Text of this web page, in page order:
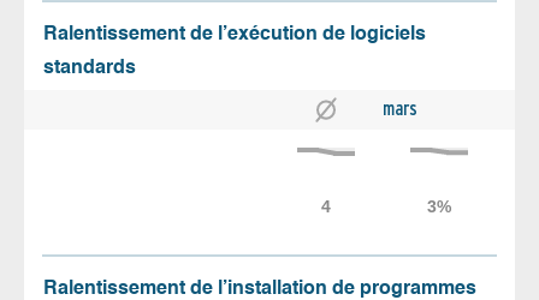
Ralentissement de l’exécution de logiciels
standards
mars
Ralentissement de l’installation de programmes